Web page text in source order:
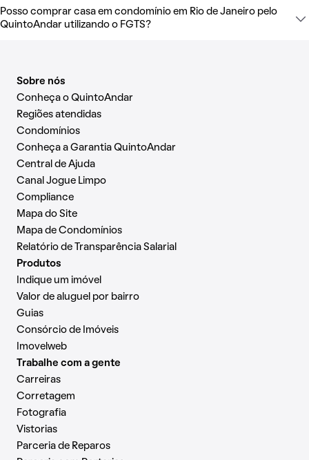
Posso comprar casa em condomínio em Rio de Janeiro pelo
QuintoAndar utilizando o FGTS?
Sobre nós
Conheça o QuintoAndar
Regiões atendidas
Condomínios
Conheça a Garantia QuintoAndar
Central de Ajuda
Canal Jogue Limpo
Compliance
Mapa do Site
Mapa de Condomínios
Relatório de Transparência Salarial
Produtos
Indique um imóvel
Valor de aluguel por bairro
Guias
Consórcio de Imóveis
Imovelweb
Trabalhe com a gente
Carreiras
Corretagem
Fotografia
Vistorias
Parceria de Reparos